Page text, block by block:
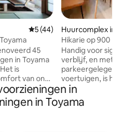
Gemiddelde beoordeling
5 (44)
45
in Toyama
is
van onze
van de
waar oude en
Huurcomplex in
Hikarie op 900 m
gratis
Handig voor
verblijf, en met
voertuigen, is het
uitvalsbasis voor
heeft een laag
een gerust hart
in
in Toyama